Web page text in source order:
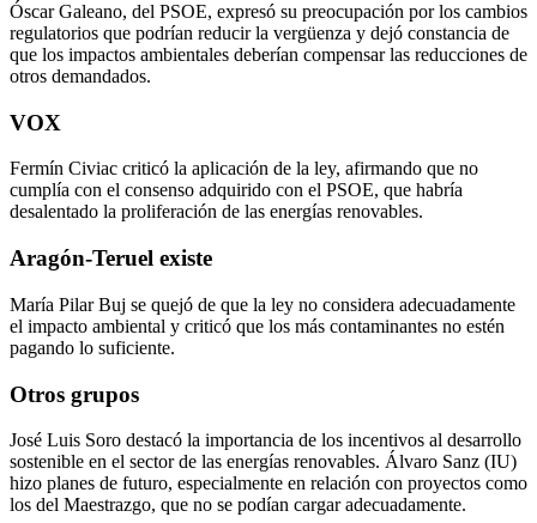
Óscar Galeano, del PSOE, expresó su preocupación por los cambios
regulatorios que podrían reducir la vergüenza y dejó constancia de
que los impactos ambientales deberían compensar las reducciones de
otros demandados.
VOX
Fermín Civiac criticó la aplicación de la ley, afirmando que no
cumplía con el consenso adquirido con el PSOE, que habría
desalentado la proliferación de las energías renovables.
Aragón-Teruel existe
María Pilar Buj se quejó de que la ley no considera adecuadamente
el impacto ambiental y criticó que los más contaminantes no estén
pagando lo suficiente.
Otros grupos
José Luis Soro destacó la importancia de los incentivos al desarrollo
sostenible en el sector de las energías renovables. Álvaro Sanz (IU)
hizo planes de futuro, especialmente en relación con proyectos como
los del Maestrazgo, que no se podían cargar adecuadamente.